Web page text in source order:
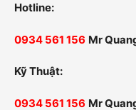
Hotline:
0934 561 156 Mr
Kỹ Thuật:
0934 561 156 Mr